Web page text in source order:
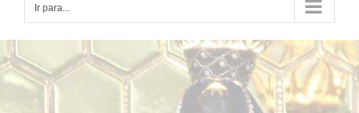
Ir para...